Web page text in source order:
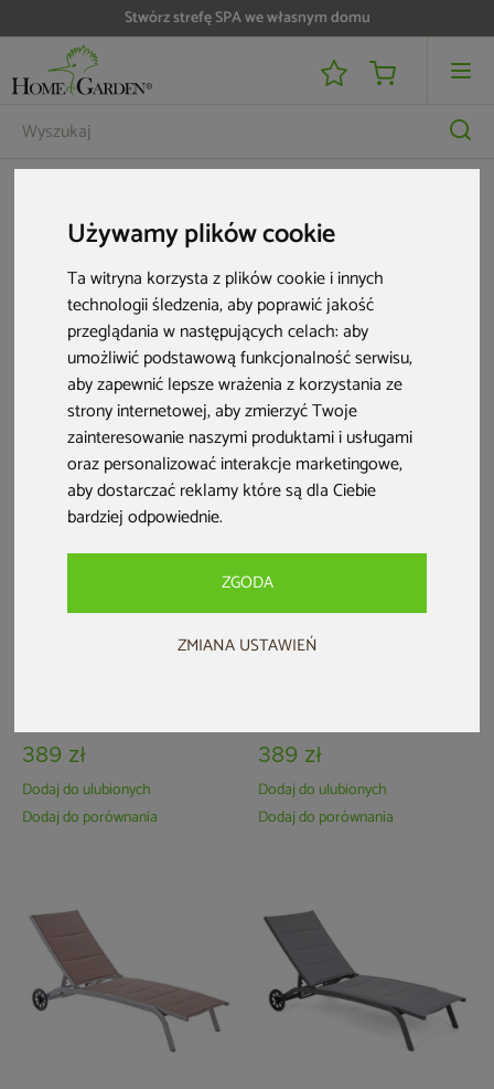
Używamy plików cookie
Ta witryna korzysta z plików cookie i innych
technologii śledzenia, aby poprawić jakość
przeglądania w następujących celach:aby
umożliwić podstawową funkcjonalność serwisu,
aby zapewnić lepsze wrażenia z korzystania ze
strony internetowej,aby zmierzyć Twoje
zainteresowanie naszymi produktami i usługami
oraz personalizować interakcje marketingowe,
aby dostarczać reklamy które są dla Ciebie
bardziej odpowiednie.
ZGODA
ZMIANA USTAWIEŃ
Stwórz strefę SPA we własnym domu
Lista produktów do promocji "Kup
saunę i odbierz -25% na meble
ogrodowe"
7 produktów
389 zł
Dodaj do ulubionych
Dodaj do porównania
389 zł
Dodaj do ulubionych
Dodaj do porównania